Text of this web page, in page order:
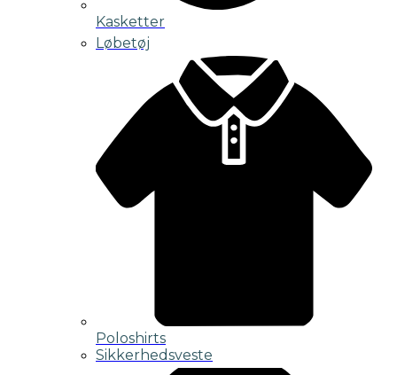
Kasketter
Løbetøj
Poloshirts
Sikkerhedsveste